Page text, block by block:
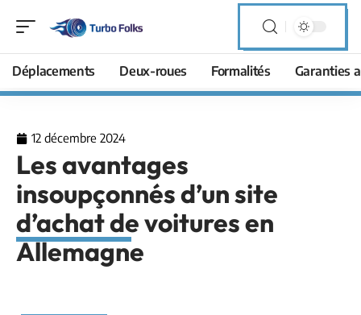
Déplacements Deux-roues Formalités Garanties
12 décembre 2024
Les avantages
insoupçonnés d’un site
d’achat de voitures en
Allemagne